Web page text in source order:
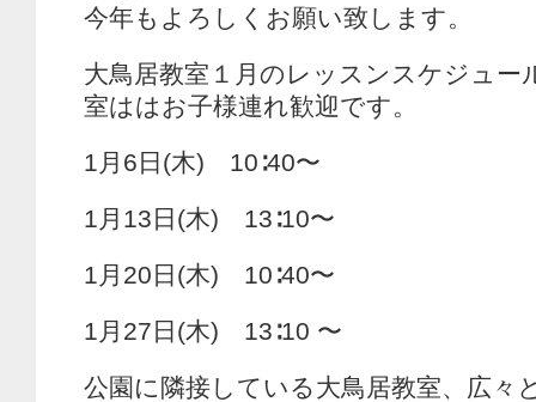
今年もよろしくお願い致します。
大鳥居教室１月のレッスンスケジュー
室ははお子様連れ歓迎です。
1月6日(木) 10∶40〜
1月13日(木) 13∶10〜
1月20日(木) 10∶40〜
1月27日(木) 13∶10 〜
公園に隣接している大鳥居教室、広々